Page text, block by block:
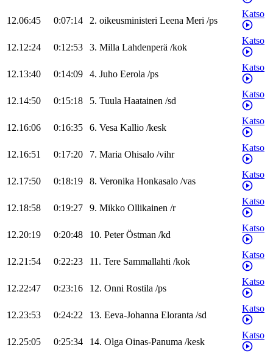
12.06:45 0:07:14 2. oikeusministeri Leena Meri /ps
Katso
12.12:24 0:12:53 3. Milla Lahdenperä /kok
Katso
12.13:40 0:14:09 4. Juho Eerola /ps
Katso
12.14:50 0:15:18 5. Tuula Haatainen /sd
Katso
12.16:06 0:16:35 6. Vesa Kallio /kesk
Katso
12.16:51 0:17:20 7. Maria Ohisalo /vihr
Katso
12.17:50 0:18:19 8. Veronika Honkasalo /vas
Katso
12.18:58 0:19:27 9. Mikko Ollikainen /r
Katso
12.20:19 0:20:48 10. Peter Östman /kd
Katso
12.21:54 0:22:23 11. Tere Sammallahti /kok
Katso
12.22:47 0:23:16 12. Onni Rostila /ps
Katso
12.23:53 0:24:22 13. Eeva-Johanna Eloranta /sd
Katso
12.25:05 0:25:34 14. Olga Oinas-Panuma /kesk
Katso